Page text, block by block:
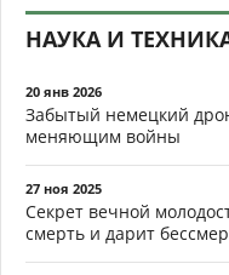
НАУКА И
20 янв 2026
Забытый немецкий
меняющим войны
27 ноя 2025
Секрет вечной
смерть и дарит